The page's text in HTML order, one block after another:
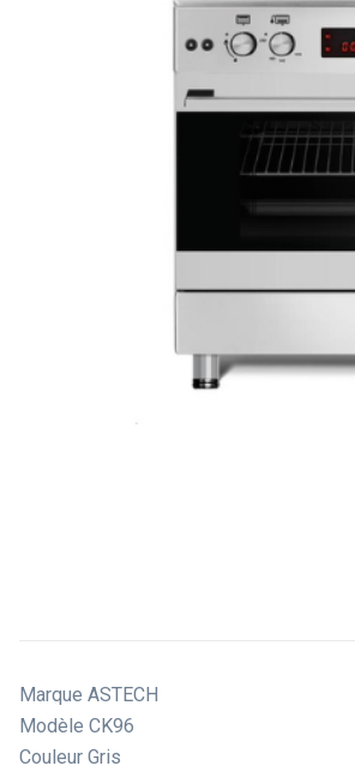
Marque ASTECH
Modèle CK96
Couleur Gris